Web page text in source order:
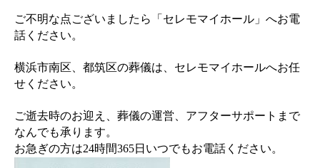
ご不明な点ございましたら「セレモマイホール」へお電
話ください。
横浜市南区、都筑区の葬儀は、セレモマイホールへお任
せください。
ご逝去時のお迎え、葬儀の運営、アフターサポートまで
なんでも承ります。
お急ぎの方は24時間365日いつでもお電話ください。